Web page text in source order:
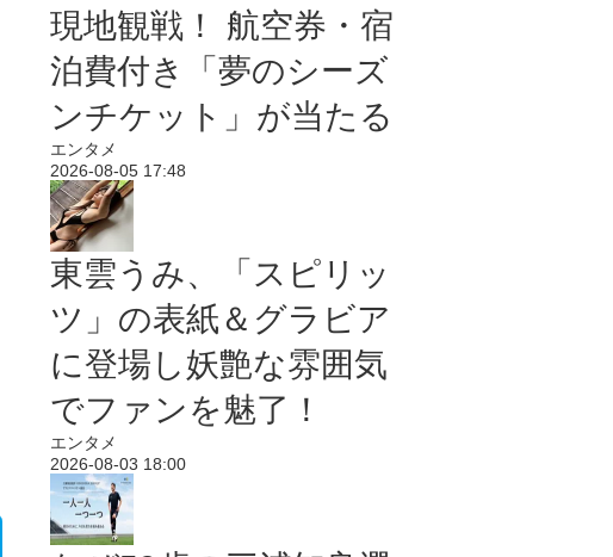
現地観戦！ 航空券・宿
泊費付き「夢のシーズ
ンチケット」が当たる
エンタメ
2026-08-05 17:48
東雲うみ、「スピリッ
ツ」の表紙＆グラビア
に登場し妖艶な雰囲気
でファンを魅了！
エンタメ
2026-08-03 18:00